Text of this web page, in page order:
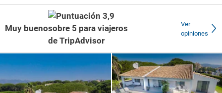
Muy bueno
Ver
opiniones